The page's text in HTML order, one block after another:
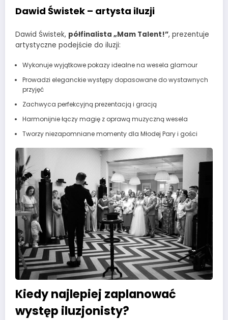
Dawid Świstek – artysta iluzji
Dawid Świstek, półfinalista „Mam Talent!”, prezentuje
artystyczne podejście do iluzji:
Wykonuje wyjątkowe pokazy idealne na wesela glamour
Prowadzi eleganckie występy dopasowane do wystawnych
przyjęć
Zachwyca perfekcyjną prezentacją i gracją
Harmonijnie łączy magię z oprawą muzyczną wesela
Tworzy niezapomniane momenty dla Młodej Pary i gości
Kiedy najlepiej zaplanować
występ iluzjonisty?